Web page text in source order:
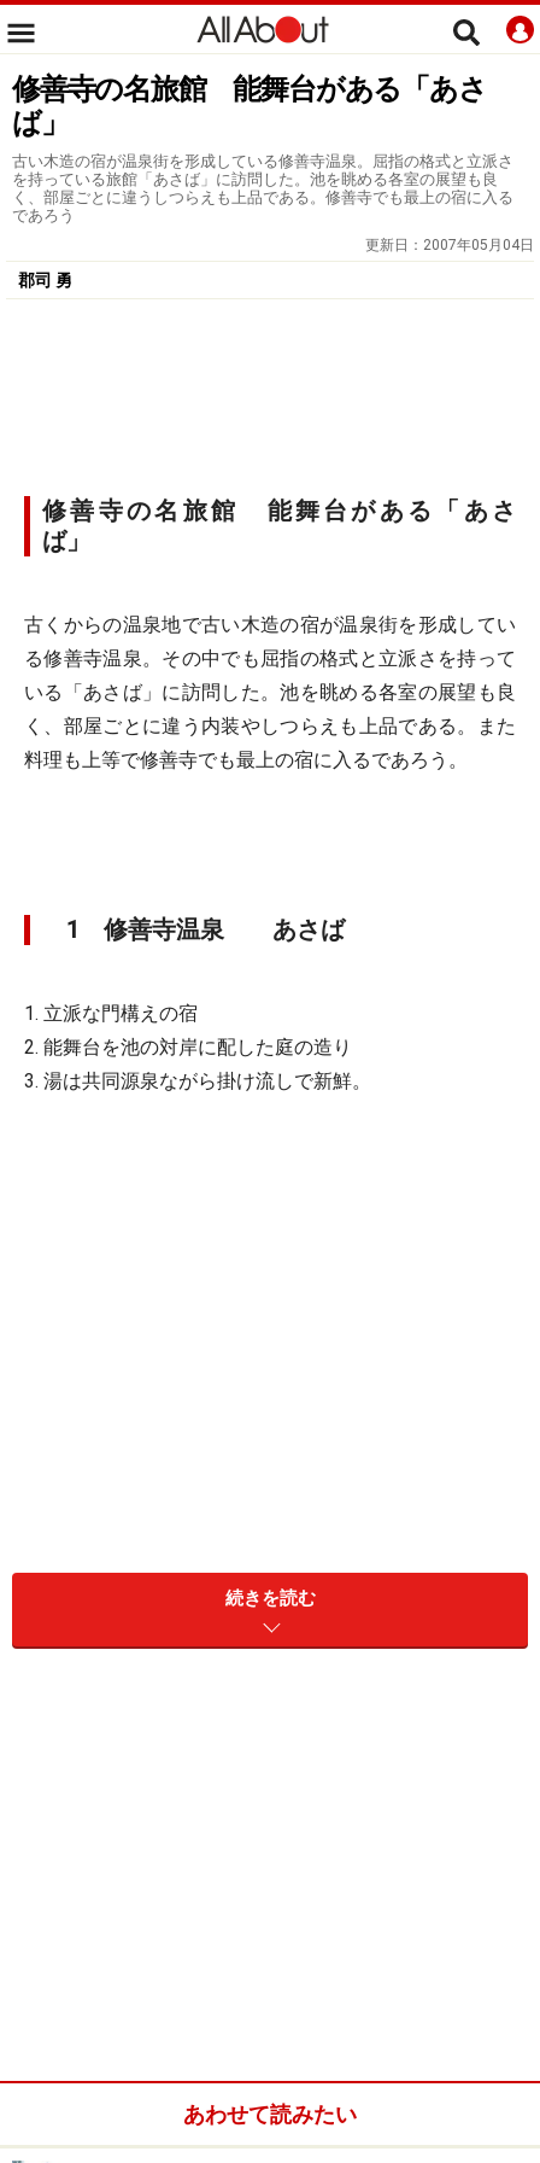
修善寺の名旅館 能舞台がある「あさ
ば」
古い木造の宿が温泉街を形成している修善寺温泉。屈指の格式と立派さ
を持っている旅館「あさば」に訪問した。池を眺める各室の展望も良
く、部屋ごとに違うしつらえも上品である。修善寺でも最上の宿に入る
であろう
更新日： 2007年05月04日
郡司 勇
修善寺の名旅館 能舞台がある「あさ
ば」
古くからの温泉地で古い木造の宿が温泉街を形成してい
る修善寺温泉。その中でも屈指の格式と立派さを持って
いる「あさば」に訪問した。池を眺める各室の展望も良
く、部屋ごとに違う内装やしつらえも上品である。また
料理も上等で修善寺でも最上の宿に入るであろう。
1 修善寺温泉 あさば
1. 立派な門構えの宿
2. 能舞台を池の対岸に配した庭の造り
3. 湯は共同源泉ながら掛け流しで新鮮。
雑誌の対談であさばに行った。修善寺温泉は大きな温泉
地で老舗の名旅館もいくつかある。修善寺の前の、川の
中に独鈷の湯という共同湯があったがいつも熱い湯であ
続きを読む
あわせて読みたい